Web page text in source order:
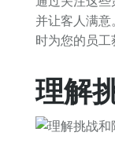
并让客人满
时为您的员工
理解